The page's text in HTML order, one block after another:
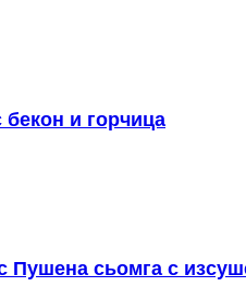
бекон и горчица
Пушена сьомга с